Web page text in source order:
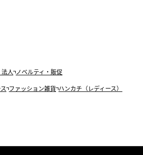
人 ノベルティ・販促
ファッション雑貨 ハンカチ（レディース）